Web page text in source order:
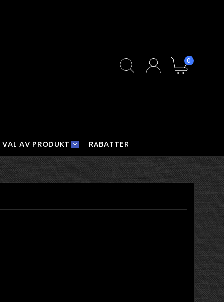
0
VAL AV PRODUKT RABATTER